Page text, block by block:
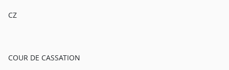
CZ
COUR DE CASSATION